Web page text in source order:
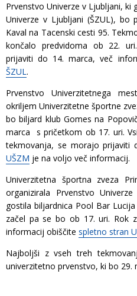
Prvenstvo Univerze v Ljubljani, ki
Univerze v Ljubljani (ŠZUL), bo
Kaval na Tacenski cesti 95.
končalo predvidoma ob 22.
prijaviti do 14. marca, več
ŠZUL.
Prvenstvo Univerzitetnega
okriljem Univerzitetne športne
bo biljard klub Gomes na
marca s pričetkom ob 17. uri.
tekmovanja, se morajo prijaviti
UŠZM je na voljo več informacij.
Univerzitetna športna zveza
organizirala Prvenstvo
gostila biljardnica Pool Bar
začel pa se bo ob 17. uri. Rok
informacij obiščite spletno stran
Najboljši z vseh treh
univerzitetno prvenstvo, ki bo 29.